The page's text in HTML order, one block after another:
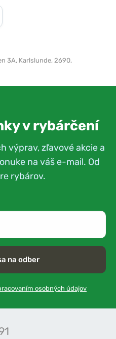
3A, Karlslunde, 2690,
v rybárčení
výprav, zľavové akcie a
na váš e-mail. Od
rybárov.
na odber
osobných údajov